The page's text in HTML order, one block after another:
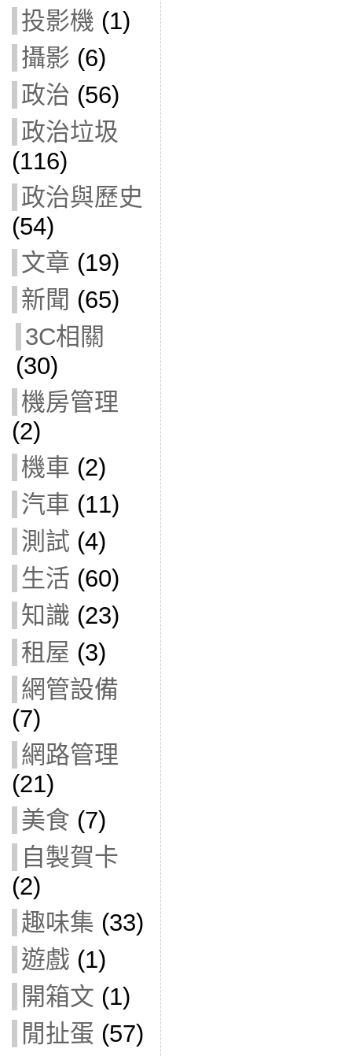
投影機 (1)
攝影 (6)
政治 (56)
政治垃圾
(116)
政治與歷史
(54)
文章 (19)
新聞 (65)
3C相關
(30)
機房管理
(2)
機車 (2)
汽車 (11)
測試 (4)
生活 (60)
知識 (23)
租屋 (3)
網管設備
(7)
網路管理
(21)
美食 (7)
自製賀卡
(2)
趣味集 (33)
遊戲 (1)
開箱文 (1)
閒扯蛋 (57)